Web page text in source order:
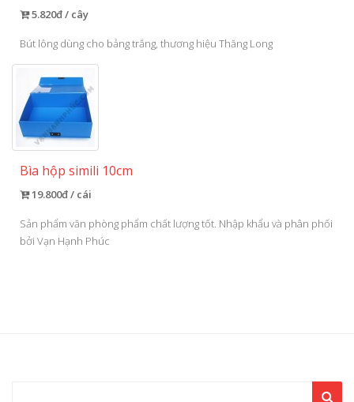
5.820đ / cây
Bút lông dùng cho bảng trắng, thương hiệu Thăng Long
Bìa hộp simili 10cm
19.800đ / cái
Sản phẩm văn phòng phẩm chất lượng tốt. Nhập khẩu và phân phối
bởi Vạn Hạnh Phúc